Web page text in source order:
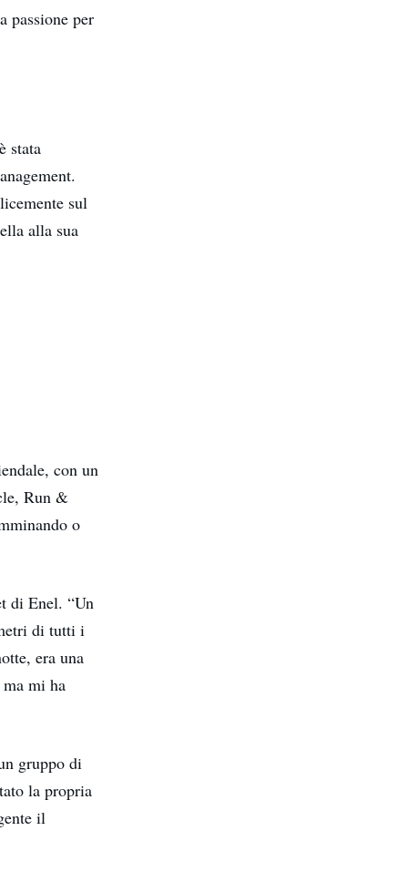
passione per
stata
sul
alla sua
con un
Run &
o
di Enel. “Un
di tutti i
era una
mi ha
gruppo di
la propria
il